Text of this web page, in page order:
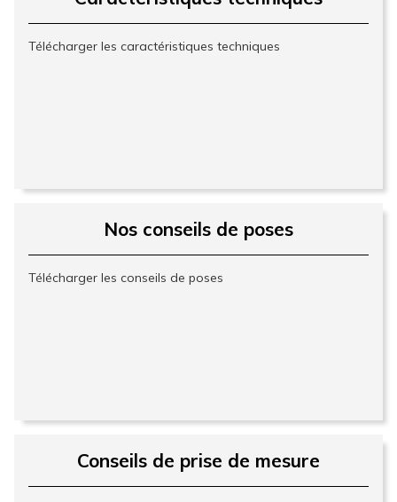
Télécharger les caractéristiques techniques
Nos conseils de poses
Télécharger les conseils de poses
Conseils de prise de mesure